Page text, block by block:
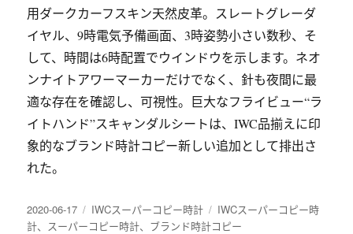
用ダークカーフスキン天然皮革。スレートグレーダ
イヤル、9時電気予備画面、3時姿勢小さい数秒、そ
して、時間は6時配置でウインドウを示します。ネオ
ンナイトアワーマーカーだけでなく、針も夜間に最
適な存在を確認し、可視性。巨大なフライビュー“ラ
イトハンド”スキャンダルシートは、IWC品揃えに印
象的なブランド時計コピー新しい追加として排出さ
れた。
发
布
2020-06-17
分
类
IWCスーパーコピー時計
标
签
IWCスーパーコピー時
計、 スーパーコピー時計、 ブランド時計コピー